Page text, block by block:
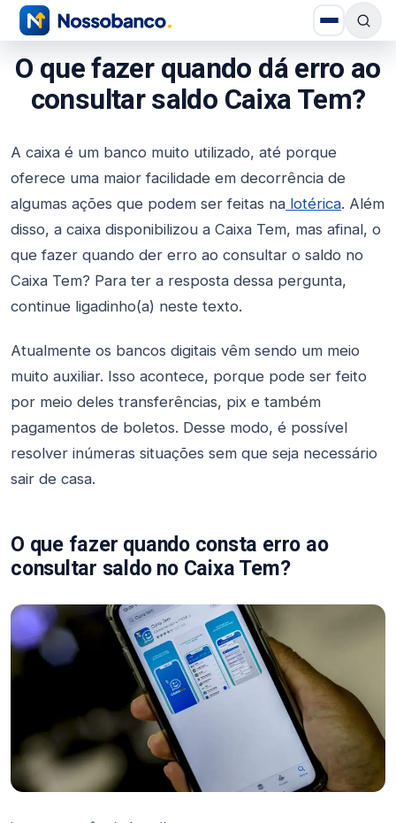
O que fazer quando dá erro ao
consultar saldo Caixa Tem?
A caixa é um banco muito utilizado, até porque
oferece uma maior facilidade em decorrência de
algumas ações que podem ser feitas na lotérica. Além
disso, a caixa disponibilizou a Caixa Tem, mas afinal, o
que fazer quando der erro ao consultar o saldo no
Caixa Tem? Para ter a resposta dessa pergunta,
continue ligadinho(a) neste texto.
Atualmente os bancos digitais vêm sendo um meio
muito auxiliar. Isso acontece, porque pode ser feito
por meio deles transferências, pix e também
pagamentos de boletos. Desse modo, é possível
resolver inúmeras situações sem que seja necessário
sair de casa.
O que fazer quando consta erro ao
consultar saldo no Caixa Tem?